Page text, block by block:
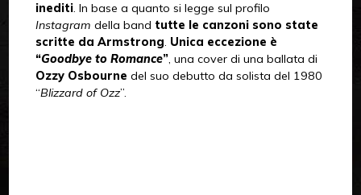
inediti. In base a quanto si legge sul profilo
Instagram della band tutte le canzoni sono state
scritte da Armstrong. Unica eccezione è
“Goodbye to Romance”, una cover di una ballata di
Ozzy Osbourne del suo debutto da solista del 1980
“Blizzard of Ozz”.